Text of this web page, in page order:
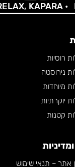
KAPARA •
רוסיות
נירוסטה
מיוחדות
יוקרתיות
קטנות
אתר – תנאי שימוש